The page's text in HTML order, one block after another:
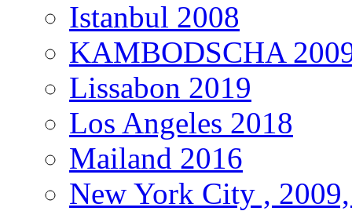
Istanbul 2008
KAMBODSCHA
Lissabon 2019
Los Angeles 2018
Mailand 2016
New York City ,